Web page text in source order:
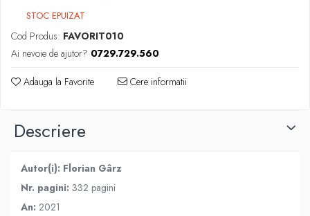
STOC EPUIZAT
Cod Produs: FAVORIT010
Ai nevoie de ajutor? 0729.729.560
Adauga la Favorite Cere informatii
Descriere
Autor(i): Florian Gârz
Nr. pagini: 332 pagini
An: 2021